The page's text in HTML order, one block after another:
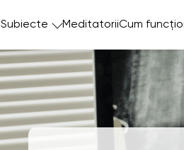
Subiecte MeditatoriiCum